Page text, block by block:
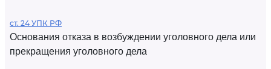
ст. 24 УПК РФ
Основания отказа в возбуждении уголовного дела или
прекращения уголовного дела